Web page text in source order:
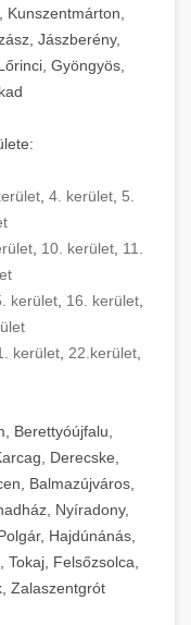
Jászberény,
Gyöngyös,
4. kerület 5.
, 10. kerület, 11.
kerület 16. kerület
kerület 22.kerület
Berettyóújfalu,
Derecske,
Balmazújváros,
Nyíradony,
Hajdúnánás,
Felsőzsolca,
Zalaszentgrót